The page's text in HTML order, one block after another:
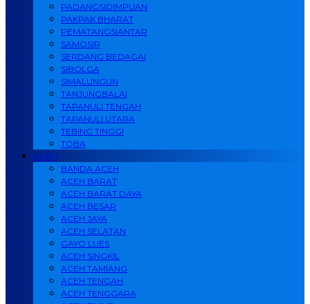
PADANGSIDIMPUAN
PAKPAK BHARAT
PEMATANGSIANTAR
SAMOSIR
SERDANG BEDAGAI
SIBOLGA
SIMALUNGUN
TANJUNGBALAI
TAPANULI TENGAH
TAPANULI UTARA
TEBING TINGGI
TOBA
ACEH
BANDA ACEH
ACEH BARAT
ACEH BARAT DAYA
ACEH BESAR
ACEH JAYA
ACEH SELATAN
GAYO LUES
ACEH SINGKIL
ACEH TAMIANG
ACEH TENGAH
ACEH TENGGARA